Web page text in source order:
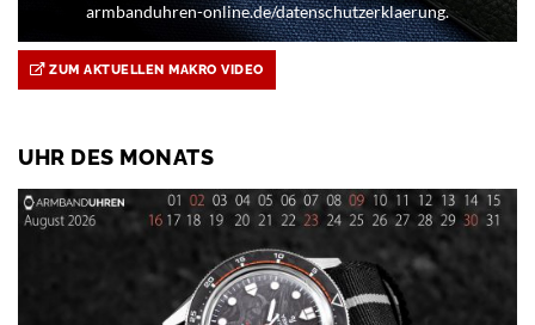
armbanduhren-online.de/datenschutzerklaerung.
ZUM AKTUELLEN MAKRO VIDEO
UHR DES MONATS